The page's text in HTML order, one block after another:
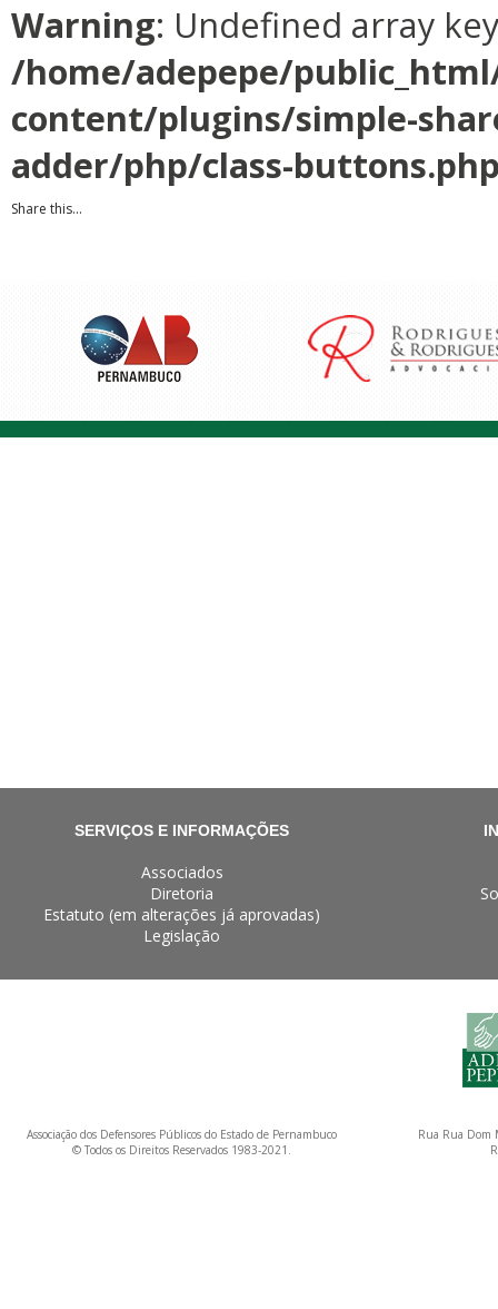
Warning: Undefined array
/home/adepepe/
content/plugins/simple-
adder/php/class-
Share this...
SERVIÇOS E INFORMAÇÕES
Associados
Diretoria
Estatuto (em alterações já aprovadas)
Legislação
Associação dos Defensores Públicos do Estado de Pernambuco
© Todos os Direitos Reservados 1983-2021.
Rua Rua Dom